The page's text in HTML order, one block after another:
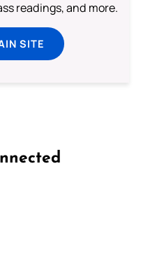
readings, and more.
SITE